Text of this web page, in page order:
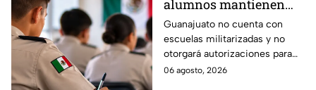
alumnos mantienen
sus estudios en
Bachillerato
Militarizado en
Guanajuato
Guanajuato no cuenta con
escuelas militarizadas y no
otorgará autorizaciones para
sus operaciones.
06 agosto, 2026